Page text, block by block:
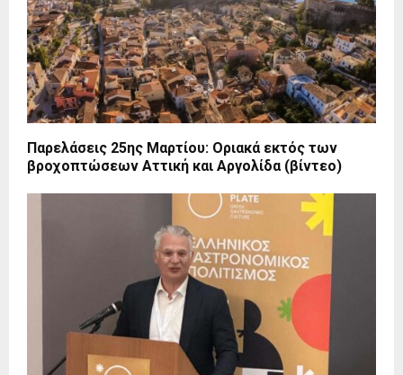
Παρελάσεις 25ης Μαρτίου: Οριακά εκτός των
βροχοπτώσεων Αττική και Αργολίδα (βίντεο)